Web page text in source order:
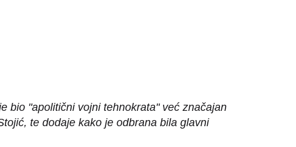
bio "apolitični vojni tehnokrata" već značajan
te dodaje kako je odbrana bila glavni